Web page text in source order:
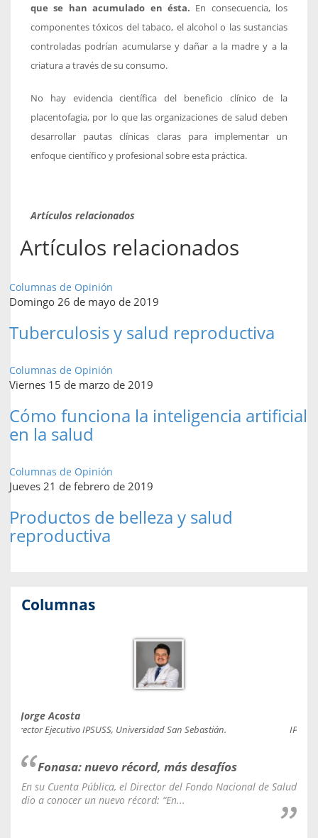
que se han acumulado en ésta. En consecuencia, los
componentes tóxicos del tabaco, el alcohol o las sustancias
controladas podrían acumularse y dañar a la madre y a la
criatura a través de su consumo.
No hay evidencia científica del beneficio clínico de la
placentofagia, por lo que las organizaciones de salud deben
desarrollar pautas clínicas claras para implementar un
enfoque científico y profesional sobre esta práctica.
Artículos relacionados
Artículos relacionados
Columnas de Opinión
Domingo 26 de mayo de 2019
Tuberculosis y salud reproductiva
Columnas de Opinión
Viernes 15 de marzo de 2019
Cómo funciona la inteligencia artificial
en la salud
Columnas de Opinión
Jueves 21 de febrero de 2019
Productos de belleza y salud
reproductiva
Columnas
Jorge Acosta
Director Ejecutivo IPSUSS, Universidad San Sebastián.
Fonasa: nuevo récord, más desafíos
En su Cuenta Pública, el Director del Fondo Nacional de Salud
dio a conocer un nuevo récord: “En...